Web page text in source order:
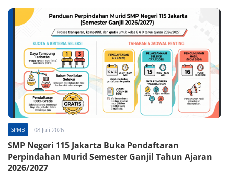
SPMB 08 Juli 2026
SMP Negeri 115 Jakarta Buka Pendaftaran
Perpindahan Murid Semester Ganjil Tahun Ajaran
2026/2027